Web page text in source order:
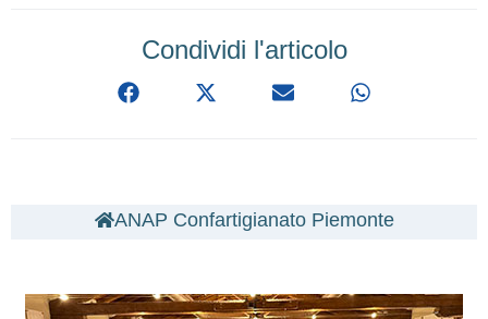
Condividi l'articolo
ANAP Confartigianato Piemonte